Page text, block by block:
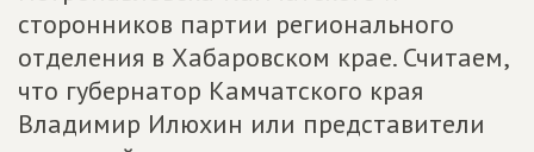
сторонников партии регионального
отделения в Хабаровском крае. Считаем,
что губернатор Камчатского края
Владимир Илюхин или представители